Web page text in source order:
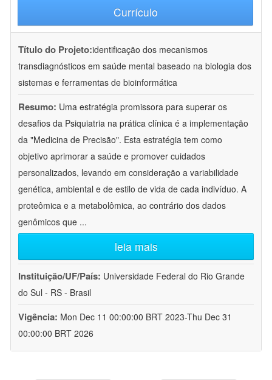
Currículo
Título do Projeto:identificação dos mecanismos
transdiagnósticos em saúde mental baseado na biologia dos
sistemas e ferramentas de bioinformática
Resumo: Uma estratégia promissora para superar os
desafios da Psiquiatria na prática clínica é a implementação
da "Medicina de Precisão". Esta estratégia tem como
objetivo aprimorar a saúde e promover cuidados
personalizados, levando em consideração a variabilidade
genética, ambiental e de estilo de vida de cada indivíduo. A
proteômica e a metabolômica, ao contrário dos dados
genômicos que ...
leia mais
Instituição/UF/País: Universidade Federal do Rio Grande
do Sul - RS - Brasil
Vigência: Mon Dec 11 00:00:00 BRT 2023-Thu Dec 31
00:00:00 BRT 2026